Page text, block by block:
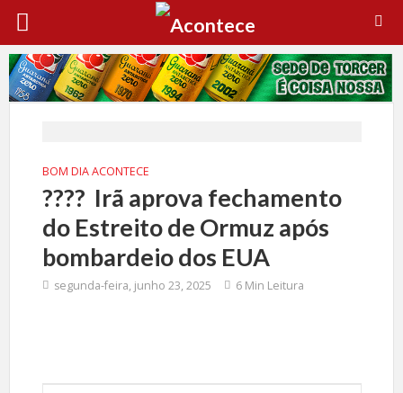
BOM DIA ACONTECE
????️ Irã aprova fechamento
do Estreito de Ormuz após
bombardeio dos EUA
segunda-feira, junho 23, 2025 6 Min Leitura